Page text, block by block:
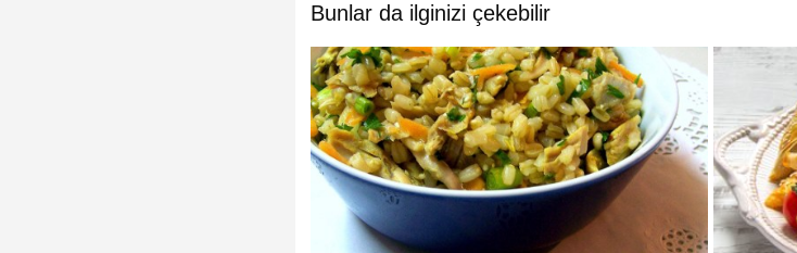
Bunlar da ilginizi çekebilir